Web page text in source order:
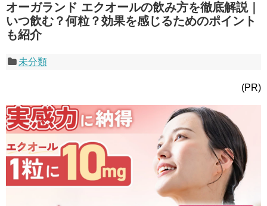
オーガランド エクオールの飲み方を徹底解説｜
いつ飲む？何粒？効果を感じるためのポイント
も紹介
未分類
(PR)